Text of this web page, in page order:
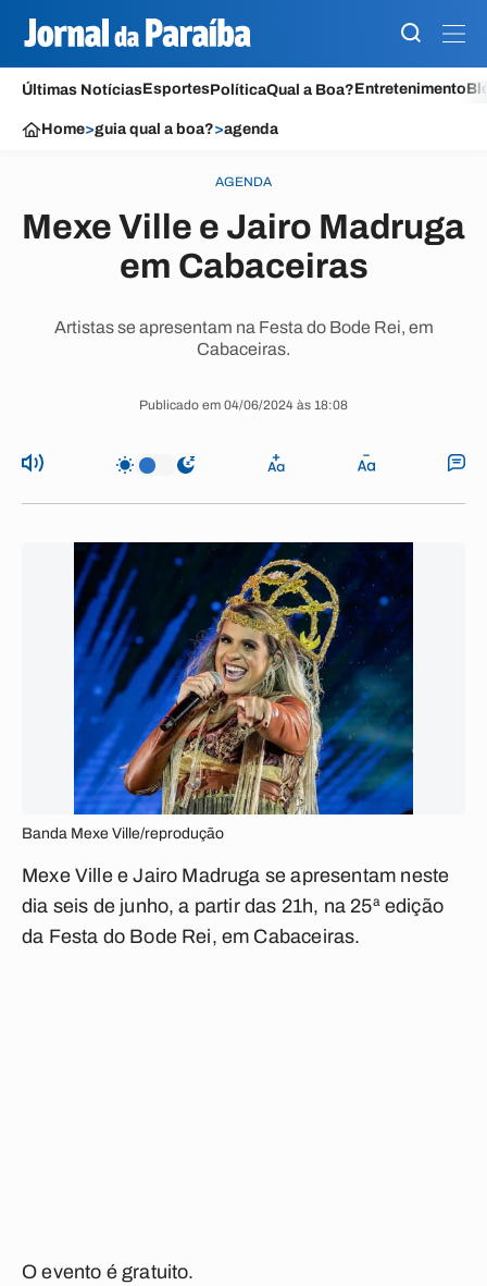
Últimas NotíciasEsportesPolíticaQual a Boa?Entretenimento
Home>guia qual a boa?>agenda
AGENDA
Mexe Ville e Jairo Madruga
em Cabaceiras
Artistas se apresentam na Festa do Bode Rei, em
Cabaceiras.
Publicado em 04/06/2024 às 18:08
Banda Mexe Ville/reprodução
Mexe Ville e Jairo Madruga se apresentam neste
dia seis de junho, a partir das 21h, na 25ª edição
da Festa do Bode Rei, em Cabaceiras.
O evento é gratuito.